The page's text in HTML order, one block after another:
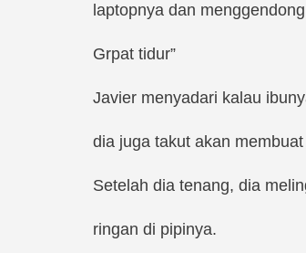
laptopnya dan
Grpat tidur”
Javier menyadari kalau
dia juga takut akan
Setelah dia tenang, dia
ringan di pipinya.